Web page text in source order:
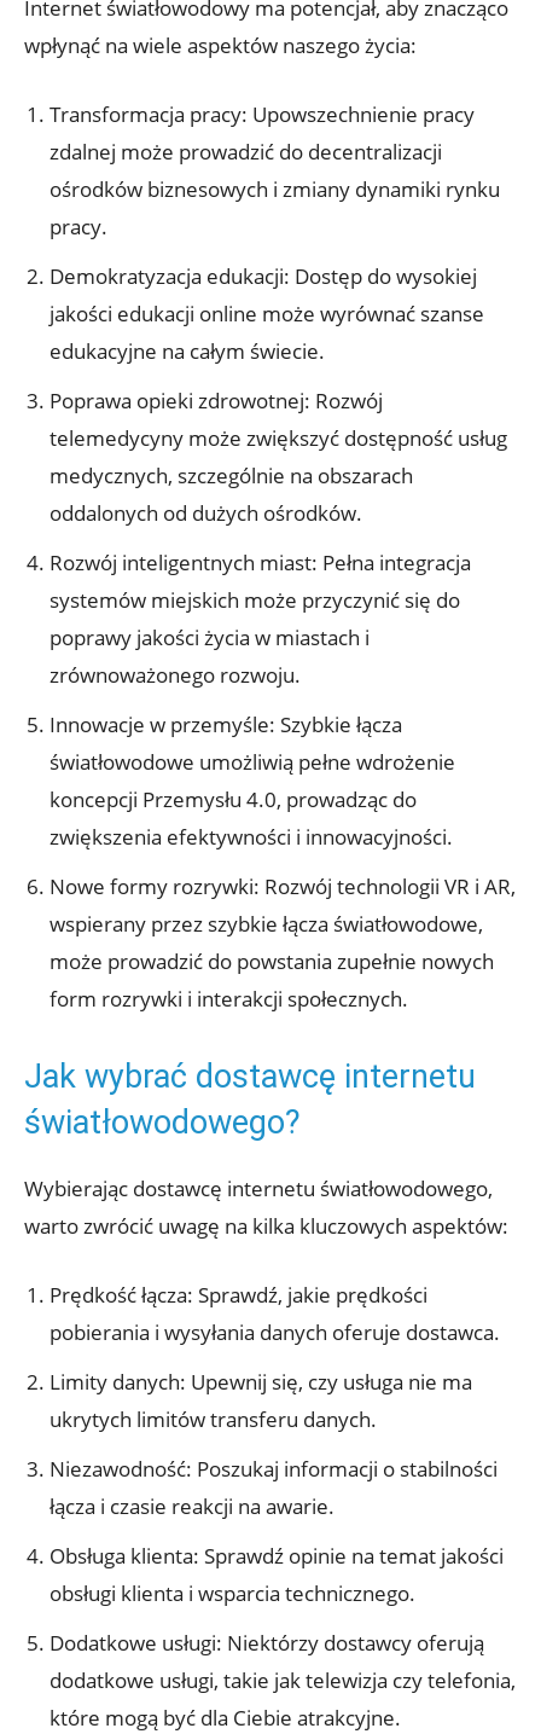
Internet światłowodowy ma potencjał, aby znacząco
wpłynąć na wiele aspektów naszego życia:
Transformacja pracy: Upowszechnienie pracy
zdalnej może prowadzić do decentralizacji
ośrodków biznesowych i zmiany dynamiki rynku
pracy.
Demokratyzacja edukacji: Dostęp do wysokiej
jakości edukacji online może wyrównać szanse
edukacyjne na całym świecie.
Poprawa opieki zdrowotnej: Rozwój
telemedycyny może zwiększyć dostępność usług
medycznych, szczególnie na obszarach
oddalonych od dużych ośrodków.
Rozwój inteligentnych miast: Pełna integracja
systemów miejskich może przyczynić się do
poprawy jakości życia w miastach i
zrównoważonego rozwoju.
Innowacje w przemyśle: Szybkie łącza
światłowodowe umożliwią pełne wdrożenie
koncepcji Przemysłu 4.0, prowadząc do
zwiększenia efektywności i innowacyjności.
Nowe formy rozrywki: Rozwój technologii VR i AR,
wspierany przez szybkie łącza światłowodowe,
może prowadzić do powstania zupełnie nowych
form rozrywki i interakcji społecznych.
Jak wybrać dostawcę internetu
światłowodowego?
Wybierając dostawcę internetu światłowodowego,
warto zwrócić uwagę na kilka kluczowych aspektów:
Prędkość łącza: Sprawdź, jakie prędkości
pobierania i wysyłania danych oferuje dostawca.
Limity danych: Upewnij się, czy usługa nie ma
ukrytych limitów transferu danych.
Niezawodność: Poszukaj informacji o stabilności
łącza i czasie reakcji na awarie.
Obsługa klienta: Sprawdź opinie na temat jakości
obsługi klienta i wsparcia technicznego.
Dodatkowe usługi: Niektórzy dostawcy oferują
dodatkowe usługi, takie jak telewizja czy telefonia,
które mogą być dla Ciebie atrakcyjne.